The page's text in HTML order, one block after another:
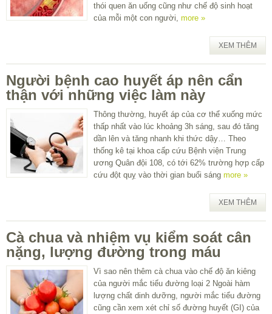
thói quen ăn uống cũng như chế độ sinh hoạt
của mỗi một con người, more »
XEM THÊM
Người bệnh cao huyết áp nên cẩn
thận với những việc làm này
Thông thường, huyết áp của cơ thể xuống mức
thấp nhất vào lúc khoảng 3h sáng, sau đó tăng
dần lên và tăng nhanh khi thức dậy… Theo
thống kê tại khoa cấp cứu Bệnh viện Trung
ương Quân đội 108, có tới 62% trường hợp cấp
cứu đột quỵ vào thời gian buổi sáng more »
XEM THÊM
Cà chua và nhiệm vụ kiểm soát cân
nặng, lượng đường trong máu
Vì sao nên thêm cà chua vào chế độ ăn kiêng
của người mắc tiểu đường loại 2 Ngoài hàm
lượng chất dinh dưỡng, người mắc tiểu đường
cũng cần xem xét chỉ số đường huyết (GI) của